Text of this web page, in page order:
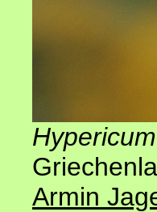
Armin